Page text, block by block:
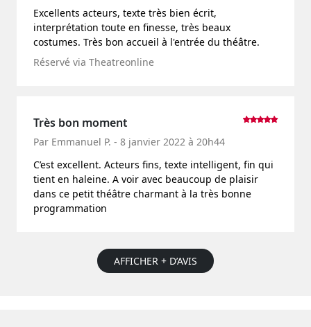
Excellents acteurs, texte très bien écrit,
interprétation toute en finesse, très beaux
costumes. Très bon accueil à l'entrée du théâtre.
Réservé via Theatreonline
Très bon moment
Par Emmanuel P. - 8 janvier 2022 à 20h44
C’est excellent. Acteurs fins, texte intelligent, fin qui
tient en haleine. A voir avec beaucoup de plaisir
dans ce petit théâtre charmant à la très bonne
programmation
AFFICHER + D’AVIS